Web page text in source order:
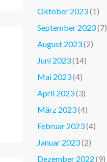
Oktober 2023(1)
September 2023(7)
August 2023(2)
Juni 2023(14)
Mai 2023(4)
April 2023(3)
März 2023(4)
Februar 2023(4)
Januar 2023(2)
Dezember 2022 (9)